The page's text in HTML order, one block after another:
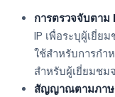
การตรวจจับตาม
IP เพื่อระบุผู้เยี่ย
ใช้สำหรับการกำ
สำหรับผู้เยี่ยมชม
สัญญาณตามภาษ